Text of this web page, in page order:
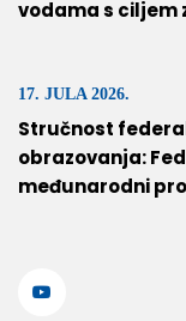
vodama s ciljem
17. JULA 2026.
Stručnost
obrazovanja:
međunarodni